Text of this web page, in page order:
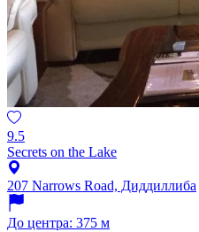
9.5
Secrets on the Lake
207 Narrows Road, Диддиллиба
До центра: 375 м